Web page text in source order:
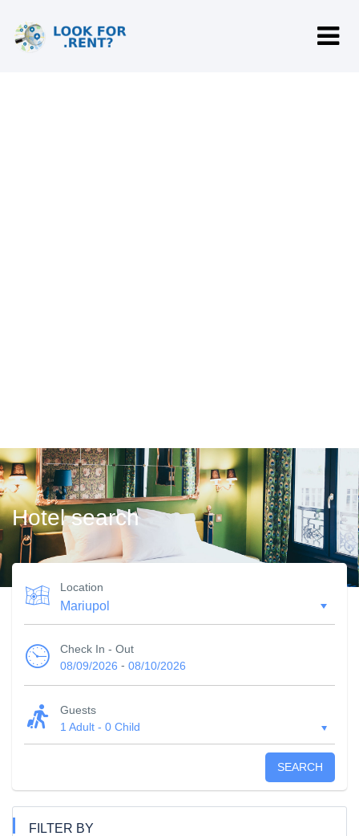
Hotel search
Location
Check In - Out
08/09/2026 - 08/10/2026
Guests
1 Adult - 0 Child
SEARCH
FILTER BY